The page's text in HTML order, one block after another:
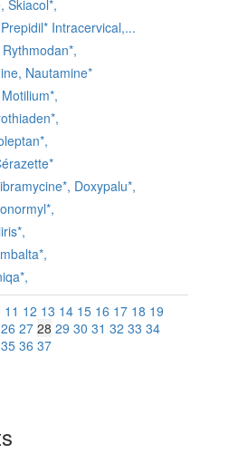
Skiacol*,
Intracervical,...
Nautamine*
Doxypalu*,
11 12 13 14 15 16 17 18 19
26 27 28 29 30 31 32 33 34
35 36 37